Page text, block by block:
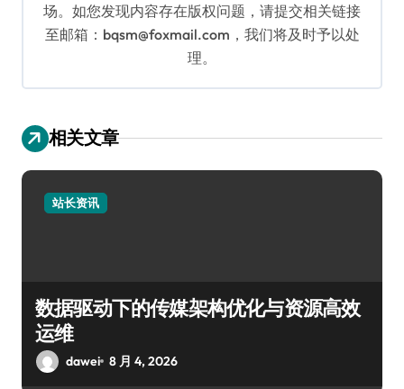
场。如您发现内容存在版权问题，请提交相关链接
至邮箱：bqsm@foxmail.com，我们将及时予以处
理。
相关文章
站长资讯
数据驱动下的传媒架构优化与资源高效
运维
dawei 8 月 4, 2026